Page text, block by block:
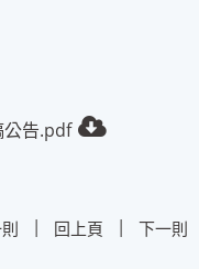
公告.pdf
則 | 回上頁 | 下一則